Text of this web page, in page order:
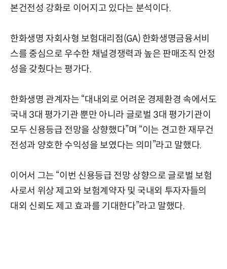
본건전성 강화로 이어지고 있다는 분석이다.
한화생명 자회사형 보험대리점(GA) 한화생명금융서비
스를 중심으로 우수한 채널경쟁력과 높은 판매조직 안정
성을 갖췄다는 평가다.
한화생명 관계자는 “대내외로 어려운 경제환경 속에서도
국내 3대 평가기관 뿐만 아니라 글로벌 3대 평가기관이
모두 신용등급 전망을 상향했다”며 “이는 견고한 재무건
전성과 양호한 수익성을 보였다는 의미”라고 말했다.
이어서 그는 “이번 신용등급 전망 상향으로 글로벌 보험
사로서 위상 제고와 보험계약자 및 국내외 투자자들의
대외 신뢰도 제고 효과를 기대한다”라고 말했다.